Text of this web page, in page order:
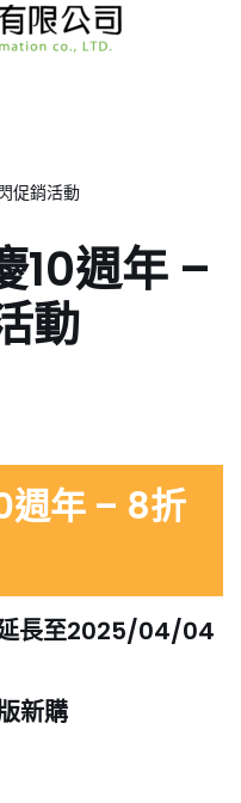
促銷活動
10週年 –
動
週年 – 8折
長至2025/04/04
新購